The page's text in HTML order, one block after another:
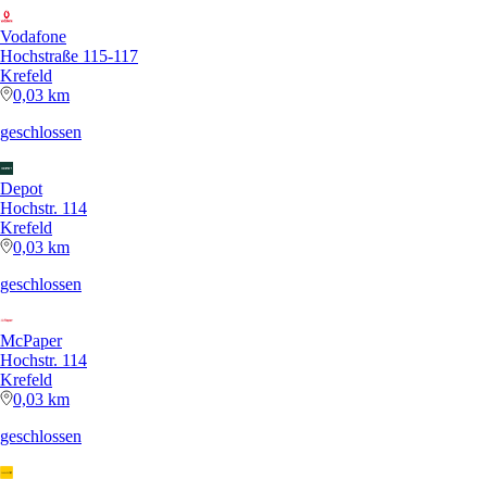
Vodafone
Hochstraße 115-117
Krefeld
0,03 km
geschlossen
Depot
Hochstr. 114
Krefeld
0,03 km
geschlossen
McPaper
Hochstr. 114
Krefeld
0,03 km
geschlossen